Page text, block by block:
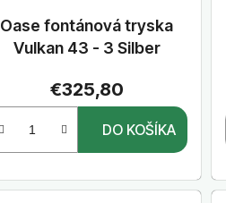
Oase fontánová tryska
Vulkan 43 - 3 Silber
€325,80
DO KOŠÍKA